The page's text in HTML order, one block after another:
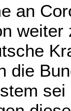
an
die